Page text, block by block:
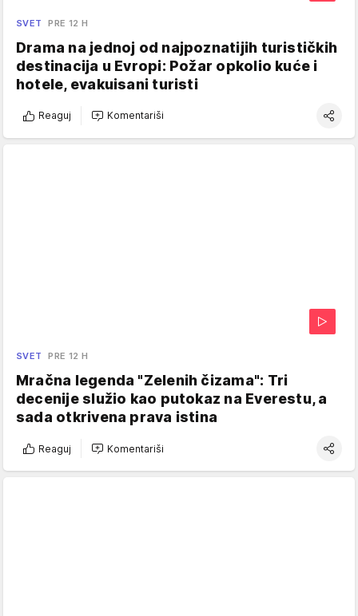
SVET PRE 12 H
Drama na jednoj od najpoznatijih turističkih
destinacija u Evropi: Požar opkolio kuće i
hotele, evakuisani turisti
Reaguj Komentariši
SVET PRE 12 H
Mračna legenda "Zelenih čizama": Tri
decenije služio kao putokaz na Everestu, a
sada otkrivena prava istina
Reaguj Komentariši